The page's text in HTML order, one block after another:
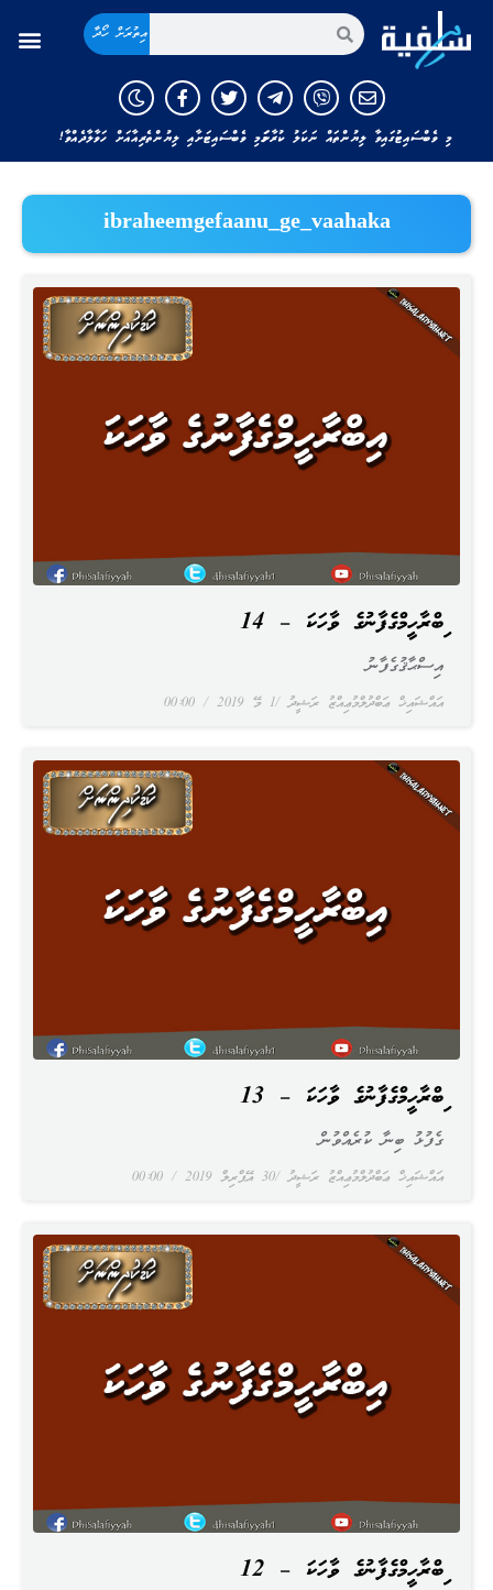
އިތުރަށް ހޯދާ
މި ވެބްސައިޓުގައިވާ ލިޔުންތައް ނަކަލު ކުރާނަމަ މި ވެބްސައިޓަށާއި ލިޔުންތެރިއާއަށް ހަވާލާދެއްވާ!
ibraheemgefaanu_ge_vaahaka
އިބްރާހީމްގެފާނުގެ ވާހަކަ – 14
އައްޝައިޚް ޢަބްދުލްމުޢިއްޒު ރަޝީދު 1 މޭ 2019
އިސްޙާޤުގެފާނު
އިބްރާހީމްގެފާނުގެ ވާހަކަ – 13
އައްޝައިޚް ޢަބްދުލްމުޢިއްޒު ރަޝީދު 30 އޭޕްރިލް 2019
ގެފުޅު ބިނާ ކުރެއްވުން
އިބްރާހީމްގެފާނުގެ ވާހަކަ – 12